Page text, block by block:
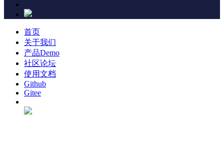
首页
关于我们
产品Demo
社区论坛
使用文档
Github
Gitee